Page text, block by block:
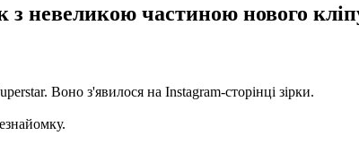
з невеликою частиною нового
Воно з'явилося на Instagram-сторінці зірки.